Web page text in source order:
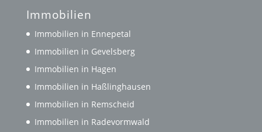
Immobilien
Immobilien in Ennepetal
Immobilien in Gevelsberg
Immobilien in Hagen
Immobilien in Haßlinghausen
Immobilien in Remscheid
Immobilien in Radevormwald